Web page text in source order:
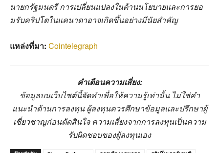
นายกรัฐมนตรี การเปลี่ยนแปลงในด้านนโยบายและการยอ
มรับคริปโตในแคนาดาอาจเกิดขึ้นอย่างมีนัยสำคัญ
แหล่งที่มา: Cointelegraph
คำเตือนความเสี่ยง:
ข้อมูลบนเว็บไซต์นี้จัดทำเพื่อให้ความรู้เท่านั้น ไม่ใช่คำ
แนะนำด้านการลงทุน ผู้ลงทุนควรศึกษาข้อมูลและปรึกษาผู้
เชี่ยวชาญก่อนตัดสินใจ ความเสี่ยงจากการลงทุนเป็นความ
รับผิดชอบของผู้ลงทุนเอง